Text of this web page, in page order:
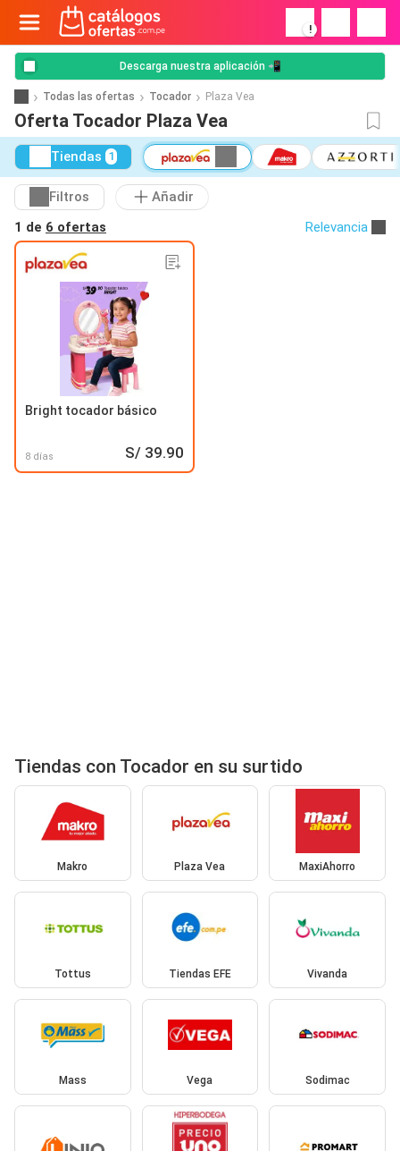
!
Descarga nuestra aplicación 📲
Todas las ofertas Tocador Plaza Vea
Oferta Tocador Plaza Vea
Tiendas 1
Filtros
Añadir
1 de 6 ofertas Relevancia
Bright tocador básico
8 días S/ 39.90
Tiendas con Tocador en su surtido
Makro Plaza Vea MaxiAhorro
Tottus Tiendas EFE Vivanda
Mass Vega Sodimac